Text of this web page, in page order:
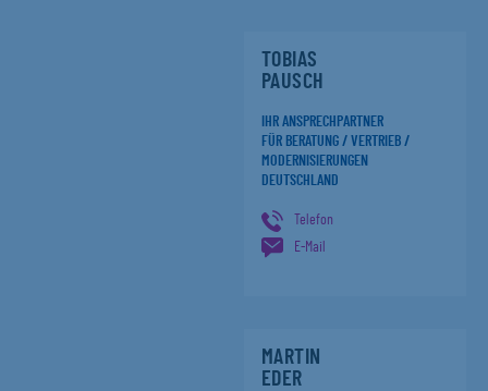
TOBIAS
PAUSCH
IHR ANSPRECHPARTNER
FÜR BERATUNG / VERTRIEB /
MODERNISIERUNGEN
DEUTSCHLAND
Telefon
E-Mail
MARTIN
EDER